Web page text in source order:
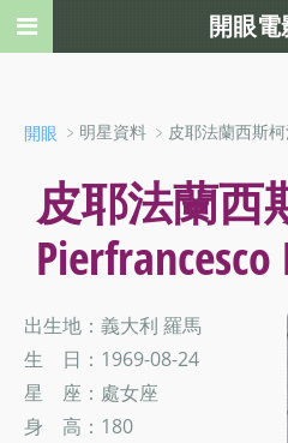
開眼 ﹥明星資料 ﹥皮耶法蘭西斯
皮耶法蘭西
Pierfrancesco
出生地：義大利 羅馬
生 日：1969-08-24
星 座：處女座
身 高：180
開眼電